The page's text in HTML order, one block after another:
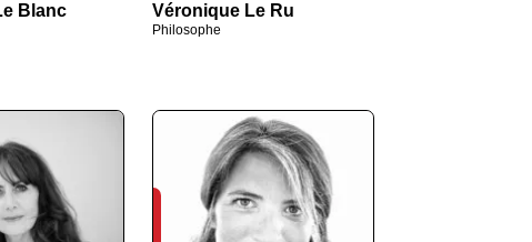
Blanc Véronique Le Ru
Philosophe